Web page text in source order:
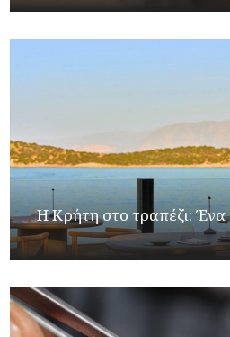
Η Κρήτη στο τραπέζι: Ένα